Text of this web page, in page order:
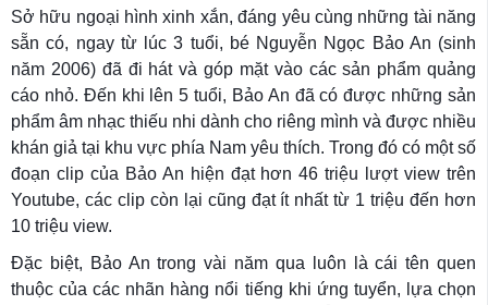
Sở hữu ngoại hình xinh xắn, đáng yêu cùng những tài năng
sẵn có, ngay từ lúc 3 tuổi, bé Nguyễn Ngọc Bảo An (sinh
năm 2006) đã đi hát và góp mặt vào các sản phẩm quảng
cáo nhỏ. Đến khi lên 5 tuổi, Bảo An đã có được những sản
phẩm âm nhạc thiếu nhi dành cho riêng mình và được nhiều
khán giả tại khu vực phía Nam yêu thích. Trong đó có một số
đoạn clip của Bảo An hiện đạt hơn 46 triệu lượt view trên
Youtube, các clip còn lại cũng đạt ít nhất từ 1 triệu đến hơn
10 triệu view.
Đặc biệt, Bảo An trong vài năm qua luôn là cái tên quen
thuộc của các nhãn hàng nổi tiếng khi ứng tuyển, lựa chọn